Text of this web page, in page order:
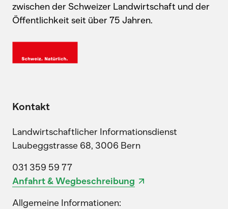
zwischen der Schweizer Landwirtschaft und der
Öffentlichkeit seit über 75 Jahren.
Kontakt
Landwirtschaftlicher Informationsdienst
Laubeggstrasse 68, 3006 Bern
031 359 59 77
Anfahrt & Wegbeschreibung
Allgemeine Informationen: